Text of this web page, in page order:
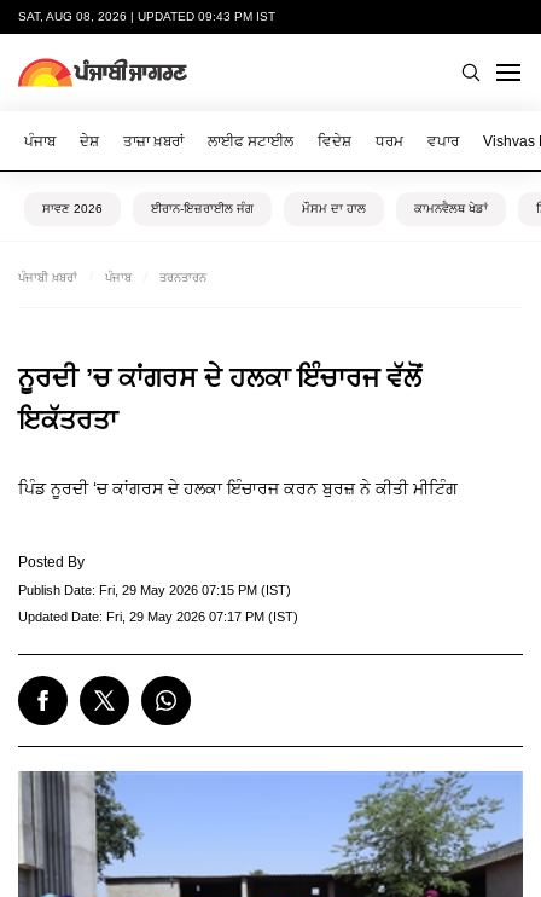
SAT, AUG 08, 2026 | UPDATED 09:43 PM IST
ਪੰਜਾਬ ਦੇਸ਼ ਤਾਜ਼ਾ ਖ਼ਬਰਾਂ ਲਾਈਫ ਸਟਾਈਲ ਵਿਦੇਸ਼ ਧਰਮ ਵਪਾਰ Vishvas
ਸਾਵਣ 2026 ਈਰਾਨ-ਇਜ਼ਰਾਈਲ ਜੰਗ ਮੌਸਮ ਦਾ ਹਾਲ ਕਾਮਨਵੈਲਥ ਖੇਡਾਂ
ਪੰਜਾਬੀ ਖ਼ਬਰਾਂ ਪੰਜਾਬ ਤਰਨਤਾਰਨ
ਨੂਰਦੀ ’ਚ ਕਾਂਗਰਸ ਦੇ ਹਲਕਾ ਇੰਚਾਰਜ ਵੱਲੋਂ
ਇਕੱਤਰਤਾ
ਪਿੰਡ ਨੂਰਦੀ ‘ਚ ਕਾਂਗਰਸ ਦੇ ਹਲਕਾ ਇੰਚਾਰਜ ਕਰਨ ਬੁਰਜ਼ ਨੇ ਕੀਤੀ ਮੀਟਿੰਗ
Posted By
Publish Date: Fri, 29 May 2026 07:15 PM (IST)
Updated Date: Fri, 29 May 2026 07:17 PM (IST)